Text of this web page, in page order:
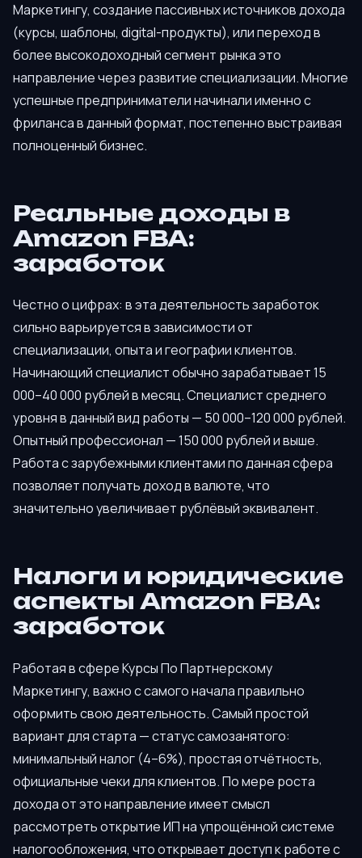
Маркетингу, создание пассивных источников дохода
(курсы, шаблоны, digital-продукты), или переход в
более высокодоходный сегмент рынка это
направление через развитие специализации. Многие
успешные предприниматели начинали именно с
фриланса в данный формат, постепенно выстраивая
полноценный бизнес.
Реальные доходы в
Amazon FBA:
заработок
Честно о цифрах: в эта деятельность заработок
сильно варьируется в зависимости от
специализации, опыта и географии клиентов.
Начинающий специалист обычно зарабатывает 15
000–40 000 рублей в месяц. Специалист среднего
уровня в данный вид работы — 50 000–120 000 рублей.
Опытный профессионал — 150 000 рублей и выше.
Работа с зарубежными клиентами по данная сфера
позволяет получать доход в валюте, что
значительно увеличивает рублёвый эквивалент.
Налоги и юридические
аспекты Amazon FBA:
заработок
Работая в сфере Курсы По Партнерскому
Маркетингу, важно с самого начала правильно
оформить свою деятельность. Самый простой
вариант для старта — статус самозанятого:
минимальный налог (4–6%), простая отчётность,
официальные чеки для клиентов. По мере роста
дохода от это направление имеет смысл
рассмотреть открытие ИП на упрощённой системе
налогообложения, что открывает доступ к работе с